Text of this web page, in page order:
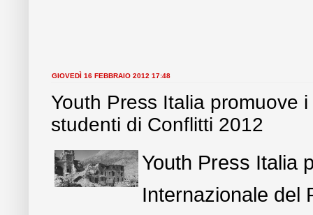
GIOVEDÌ 16 FEBBRAIO 2012 17:48
Youth Press Italia promuove
studenti di Conflitti 2012
Youth Press Italia
Internazionale del